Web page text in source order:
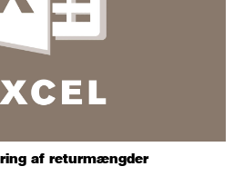
af returmængder